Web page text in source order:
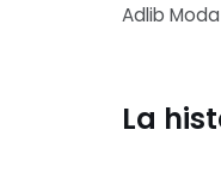
Adlib
La